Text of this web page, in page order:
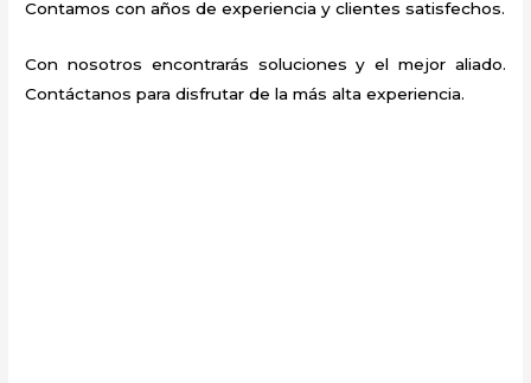
Contamos con años de experiencia y clientes satisfechos.
Con nosotros encontrarás soluciones y el mejor aliado.
Contáctanos para disfrutar de la más alta experiencia.